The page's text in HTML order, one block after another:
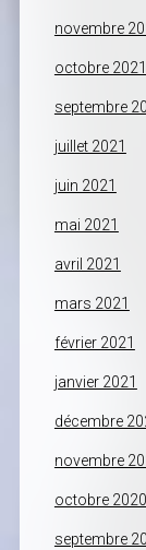
novembre
octobre 2021
septembre
juillet 2021
juin 2021
mai 2021
avril 2021
mars 2021
février 2021
janvier 2021
décembre
novembre
octobre 2020
septembre